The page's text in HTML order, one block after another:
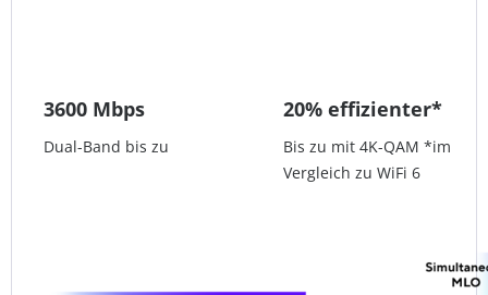
3600 Mbps
Dual-Band bis zu
20% effizienter*
Bis zu mit 4K-QAM *im
Vergleich zu WiFi 6